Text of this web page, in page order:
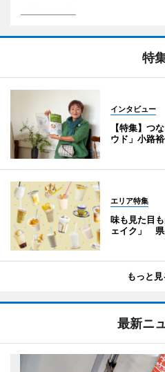
特
インタビュー
【特集】つ
ウド」小路
エリア特集
味も見た目
ェイク」
もっと見
最新ニ